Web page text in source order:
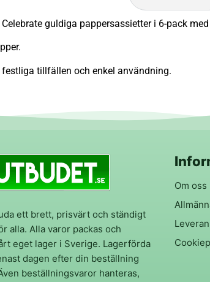
guldiga pappersassietter i 6-pack
tillfällen och enkel användning.
ett brett, prisvärt och ständigt
alla. Alla varor packas och
eget lager i Sverige. Lagerförda
dagen efter din beställning
beställningsvaror hanteras,
Om oss